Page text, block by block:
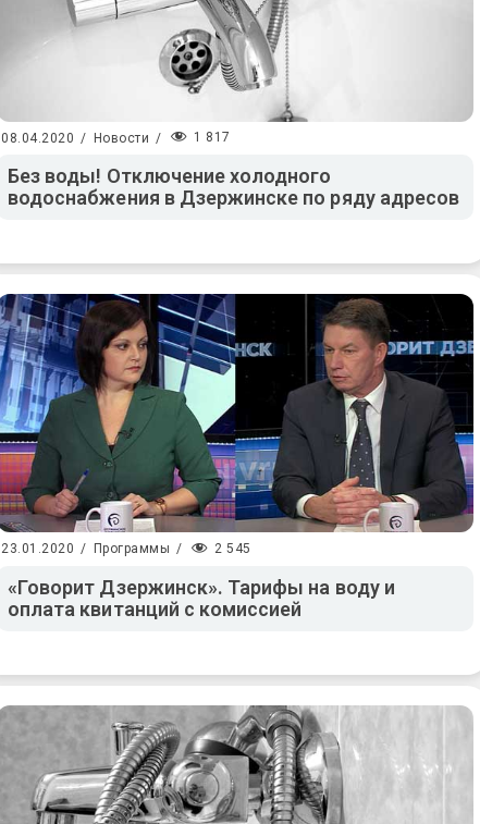
08.04.2020 / Новости / 1 817
Без воды! Отключение холодного
водоснабжения в Дзержинске по ряду адресов
23.01.2020 / Программы / 2 545
«Говорит Дзержинск». Тарифы на воду и
оплата квитанций с комиссией